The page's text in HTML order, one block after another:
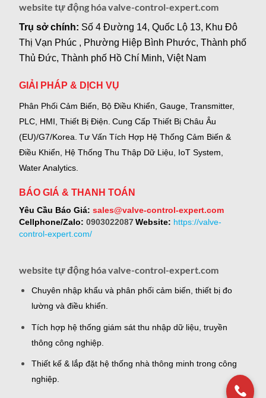
website tự động hóa valve-control-expert.com
Trụ sở chính: Số 4 Đường 14, Quốc Lộ 13, Khu Đô
Thị Vạn Phúc , Phường Hiệp Bình Phước, Thành phố
Thủ Đức, Thành phố Hồ Chí Minh, Việt Nam
GIẢI PHÁP & DỊCH VỤ
Phân Phối Cảm Biến, Bộ Điều Khiển, Gauge, Transmitter,
PLC, HMI, Thiết Bị Điện. Cung Cấp Thiết Bị Châu Âu
(EU)/G7/Korea. Tư Vấn Tích Hợp Hệ Thống Cảm Biến &
Điều Khiển, Hệ Thống Thu Thập Dữ Liệu, IoT System,
Water Analytics.
BÁO GIÁ & THANH TOÁN
Yêu Cầu Báo Giá: sales@valve-control-expert.com
Cellphone/Zalo: 0903022087 Website: https://valve-
control-expert.com/
website tự động hóa valve-control-expert.com
Chuyên nhập khẩu và phân phối cảm biến, thiết bị đo
lường và điều khiển.
Tích hợp hệ thống giám sát thu nhập dữ liệu, truyền
thông công nghiệp.
Thiết kế & lắp đặt hệ thống nhà thông minh trong công
nghiệp.